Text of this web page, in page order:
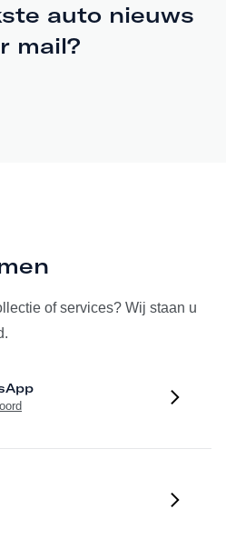
auto nieuws
mail?
of services? Wij staan u